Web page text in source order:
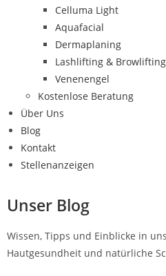
Celluma Light
Aquafacial
Dermaplaning
Lashlifting & Browlifting
Venenengel
Kostenlose Beratung
Über Uns
Blog
Kontakt
Stellenanzeigen
Unser Blog
Wissen, Tipps und Einblicke in
Hautgesundheit und natürliche